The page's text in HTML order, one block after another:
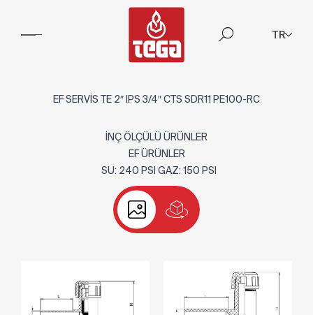
TR
EF SERVİS TE 2″ IPS 3/4″ CTS SDR11 PE100-RC
İNÇ ÖLÇÜLÜ ÜRÜNLER
EF ÜRÜNLER
SU: 240 PSI GAZ: 150 PSI